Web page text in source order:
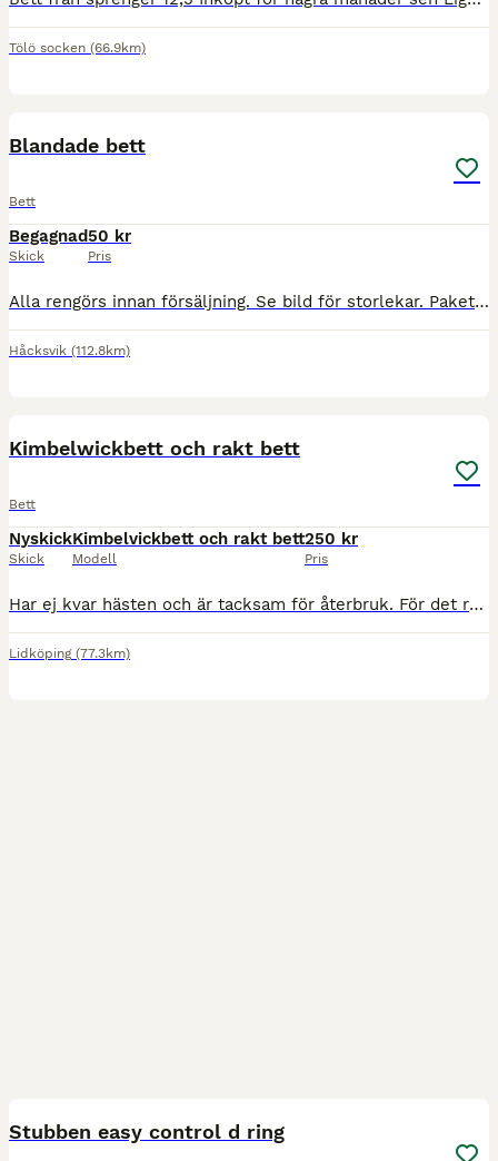
Tölö socken (66.9km)
Blandade bett
Bett
Begagnad
Skick
50 kr
Pris
Alla rengörs innan försäljning. Se bild för storlekar. Paketpris kan ordnas. Frakt ingår ej. 300 kr styck för Fager betten 150 kr för kimblewick 20-50 kr för resten. (Kommer framöver lägga ut på ett
Håcksvik (112.8km)
Kimbelwickbett och rakt bett
Bett
Nyskick
Skick
Kimbelvickbett och rakt bett
Modell
250 kr
Pris
Har ej kvar hästen och är tacksam för återbruk. För det raka bettet 150 kr. xxxxxxxxxxxxxxxxxxxxxxxxxxxxxxxxxxxxxxxxxxxxxxxxxxxxxx
Lidköping (77.3km)
Stubben easy control d ring